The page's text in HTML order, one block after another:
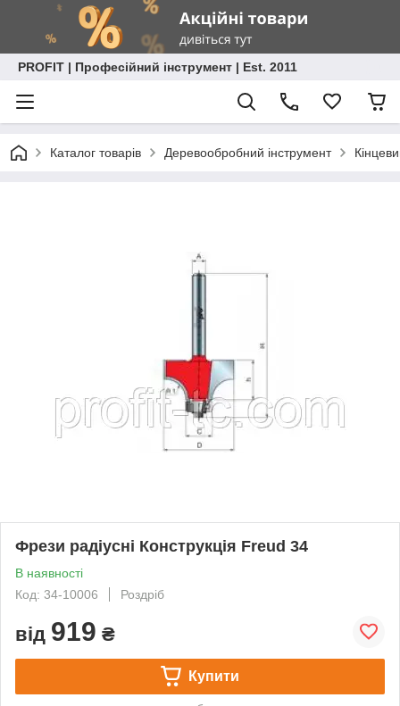
PROFIT | Професійний інструмент | Est. 2011
Каталог товарів Деревообробний інструмент
Фрези радіусні Конструкція Freud 34
В наявності
Код: 34-10006
Роздріб
від 919 ₴
Купити